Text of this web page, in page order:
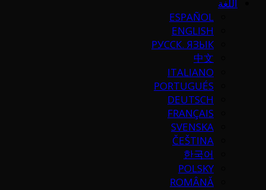
اللغة
ESPAÑOL
ENGLISH
РУССК. ЯЗЫК
中文
ITALIANO
PORTUGUÉS
DEUTSCH
FRANÇAIS
SVENSKA
ČEŠTINA
한국어
POLSKY
ROMÂNĂ